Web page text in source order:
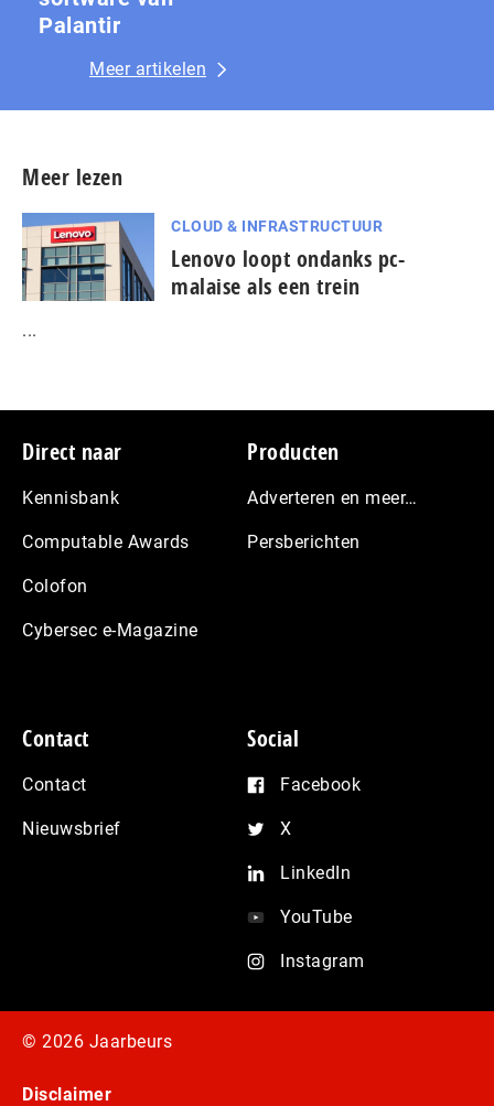
Palantir
Meer artikelen
Meer lezen
CLOUD & INFRASTRUCTUUR
Lenovo loopt ondanks pc-
malaise als een trein
...
Footer
Direct naar
Kennisbank
Computable Awards
Colofon
Cybersec e-Magazine
Producten
Adverteren en meer…
Persberichten
Contact
Contact
Nieuwsbrief
Social
Facebook
X
LinkedIn
YouTube
Instagram
© 2026 Jaarbeurs
Disclaimer